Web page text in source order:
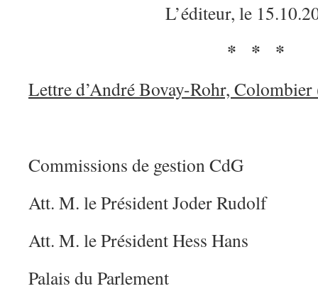
L’éditeur, le
* * *
Lettre d’André Bovay-Rohr,
Commissions de gestion CdG
Att. M. le Président Joder Rudolf
Att. M. le Président Hess Hans
Palais du Parlement